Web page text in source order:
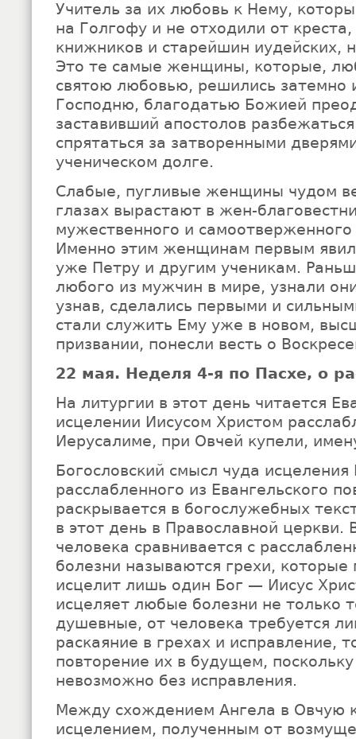
Учитель за их любовь к Нему,
на Голгофу и не отходили от
книжников и старейшин иудейских,
Это те самые женщины, которые,
святою любовью, решились затемно
Господню, благодатью Божией
заставивший апостолов
спрятаться за затворенными
ученическом долге.
Слабые, пугливые женщины чудом
глазах вырастают в жен-
мужественного и
Именно этим женщинам первым
уже Петру и другим ученикам.
любого из мужчин в мире, узнали
узнав, сделались первыми и
стали служить Ему уже в новом,
призвании, понесли весть о
22 мая. Неделя 4-я по Пасхе, о
На литургии в этот день читается
исцелении Иисусом Христом
Иерусалиме, при Овчей купели,
Богословский смысл чуда
расслабленного из Евангельского
раскрывается в богослужебных
в этот день в Православной
человека сравнивается с
болезни называются грехи,
исцелит лишь один Бог — Иисус
исцеляет любые болезни не только
душевные, от человека требуется
раскаяние в грехах и исправление,
повторение их в будущем,
невозможно без исправления.
Между схождением Ангела в Овчую
исцелением, полученным от